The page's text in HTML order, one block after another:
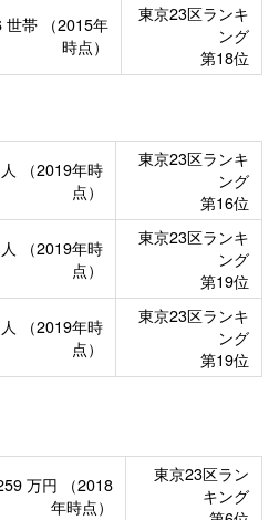
世帯
（2015年
時点）
東京23区ランキ
ング
第18位
人
（2019年時
点）
東京23区ランキ
ング
第16位
人
（2019年時
点）
東京23区ランキ
ング
第19位
人
（2019年時
点）
東京23区ランキ
ング
第19位
万円
（2018
年時点）
東京23区ラン
キング